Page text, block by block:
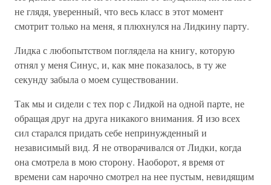
не глядя, уверенный, что весь класс в этот момент
смотрит только на меня, я плюхнулся на Лидкину парту.
Лидка с любопытством поглядела на книгу, которую
отнял у меня Синус, и, как мне показалось, в ту же
секунду забыла о моем существовании.
Так мы и сидели с тех пор с Лидкой на одной парте, не
обращая друг на друга никакого внимания. Я изо всех
сил старался придать себе непринужденный и
независимый вид. Я не отворачивался от Лидки, когда
она смотрела в мою сторону. Наоборот, я время от
времени сам нарочно смотрел на нее пустым, невидящим